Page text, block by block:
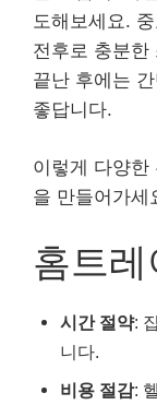
도해보세요.
전후로 충분한
끝난 후에는
좋답니다.
이렇게 다양한
을 만들어가세
홈트
시간 절약:
니다.
비용 절감: